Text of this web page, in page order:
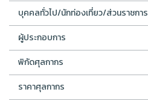
บุคคลทั่วไป/นักท่องเที่ยว/ส่วนราชการ
ผู้ประกอบการ
พิกัดศุลกากร
ราคาศุลกากร